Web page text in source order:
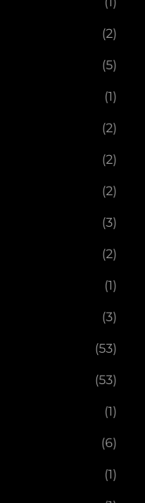
(2)
(5)
(1)
(2)
(2)
(2)
(3)
(2)
(1)
(3)
(53)
(53)
(1)
(6)
(1)